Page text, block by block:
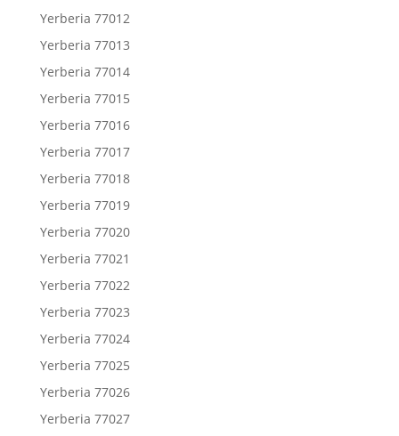
Yerberia 77012
Yerberia 77013
Yerberia 77014
Yerberia 77015
Yerberia 77016
Yerberia 77017
Yerberia 77018
Yerberia 77019
Yerberia 77020
Yerberia 77021
Yerberia 77022
Yerberia 77023
Yerberia 77024
Yerberia 77025
Yerberia 77026
Yerberia 77027